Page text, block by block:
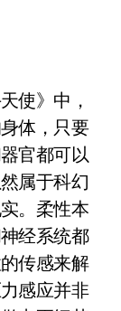
使》中，
体，只要
官都可以
属于科幻
。柔性本
经系统都
传感来解
感应并非